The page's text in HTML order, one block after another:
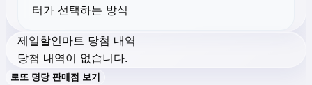
터가 선택하는 방식
제일할인마트 당첨 내역
당첨 내역이 없습니다.
로또 명당 판매점 보기